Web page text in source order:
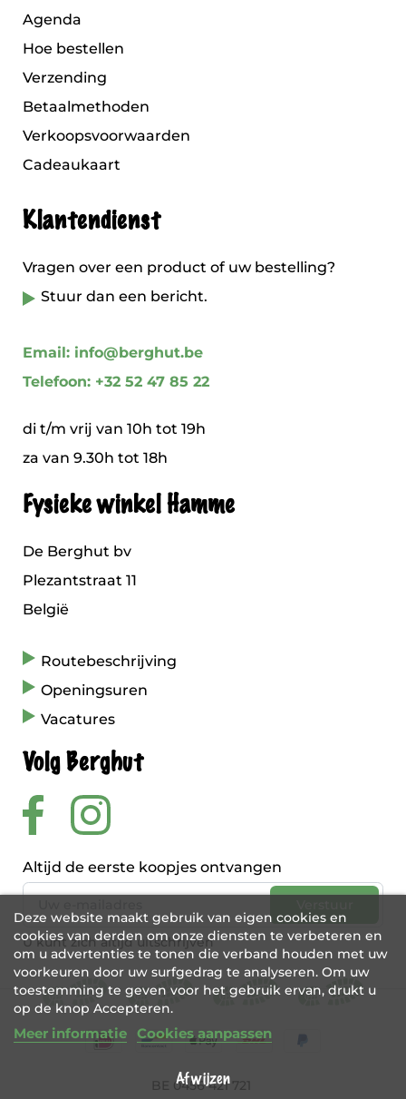
Agenda
Hoe bestellen
Verzending
Betaalmethoden
Verkoopsvoorwaarden
Cadeaukaart
Klantendienst
Vragen over een product of uw bestelling?
Stuur dan een bericht.
Email: info@berghut.be
Telefoon: +32 52 47 85 22
di t/m vrij van 10h tot 19h
za van 9.30h tot 18h
Fysieke winkel Hamme
De Berghut bv
Plezantstraat 11
België
Routebeschrijving
Openingsuren
Vacatures
Volg Berghut
Altijd de eerste koopjes ontvangen
U kunt zich altijd uitschrijven
Deze website maakt gebruik van eigen cookies en
cookies van derden om onze diensten te verbeteren en
om u advertenties te tonen die verband houden met uw
voorkeuren door uw surfgedrag te analyseren. Om uw
toestemming te geven voor het gebruik ervan, drukt u
op de knop Accepteren.
Meer informatie Cookies aanpassen
Afwijzen
BE 0456 421 721